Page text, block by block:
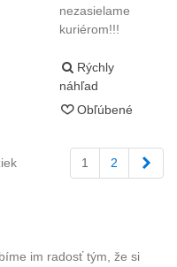
nezasielame
kuriérom!!!
Rýchly
náhľad
Obľúbené
1 2
im radosť tým, že si